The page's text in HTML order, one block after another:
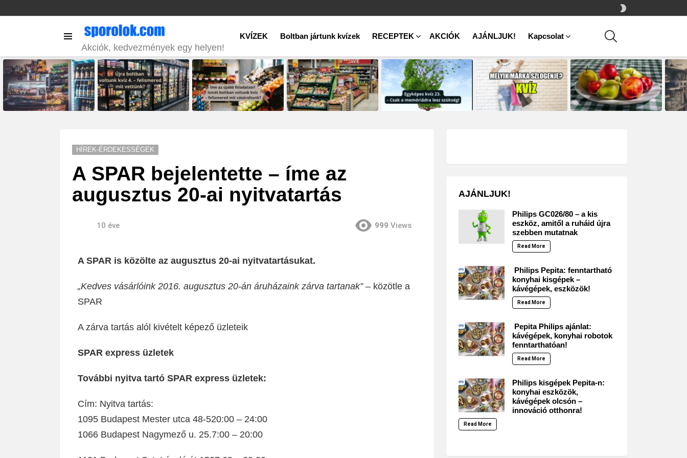
SKIN
Akciók, kedvezmények egy helyen!
KVÍZEK Boltban jártunk kvízek RECEPTEK AKCIÓK AJÁNLJUK! Kapcsolat
STORIES
HÍREK-ÉRDEKESSÉGEK
A SPAR bejelentette – íme az
augusztus 20-ai nyitvatartás
10 éve 999 Views
A SPAR is közölte az augusztus 20-ai nyitvatartásukat.
„Kedves vásárlóink 2016. augusztus 20-án áruházaink zárva tartanak”– közötle a
SPAR
A zárva tartás alól kivételt képező üzleteik
SPAR express üzletek
További nyitva tartó SPAR express üzletek:
Cím: Nyitva tartás:
1095 Budapest Mester utca 48-520:00 – 24:00
1066 Budapest Nagymező u. 25.7:00 – 20:00
AJÁNLJUK!
Philips GC026/80 – a kis
eszköz, amitől a ruháid újra
szebben mutatnak
Read More
Philips Pepita: fenntartható
konyhai kisgépek –
kávégépek, eszközök!
Read More
Pepita Philips ajánlat:
kávégépek, konyhai robotok
fenntarthatóan!
Read More
Philips kisgépek Pepita-n:
konyhai eszközök,
kávégépek olcsón –
innováció otthonra!
Read More